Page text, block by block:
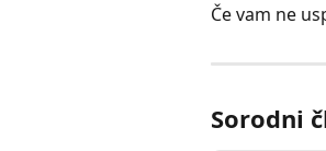
Če vam ne
Sorodni